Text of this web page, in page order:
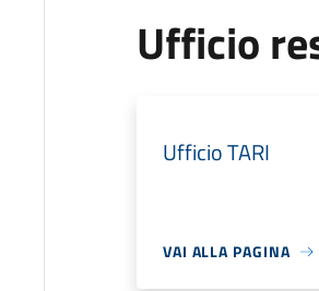
Ufficio
Ufficio TARI
VAI ALLA PAGINA